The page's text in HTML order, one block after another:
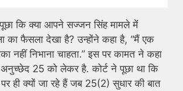
पूछा कि क्या आपने सज्जन सिंह मामले में
का फैसला देखा है? उन्होंने कहा है, “मैं एक
नहीं निभाना चाहता.” इस पर कामत ने कहा
अनुच्छेद 25 को लेकर है. कोर्ट ने पूछा था कि
ही क्यों जा रहे हैं जब 25(2) सुधार की बात